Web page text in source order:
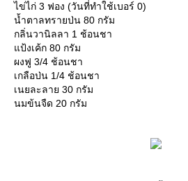
ไข่ไก่ 3 ฟอง (วันที่ทำใช้เบอร์ 0)
น้ำตาลทรายป่น 80 กรัม
กลิ่นวานิลลา 1 ช้อนชา
แป้งเค้ก 80 กรัม
ผงฟู 3/4 ช้อนชา
เกลือป่น 1/4 ช้อนชา
เนยละลาย 30 กรัม
นมข้นจืด 20 กรัม